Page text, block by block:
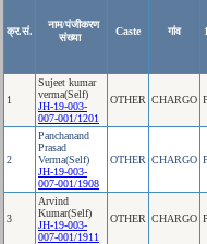
क्र.सं.
नाम/पंजीकरण
संख्या
Caste गांव 1
1
Sujeet kumar
verma(Self)
JH-19-003-
007-001/1201
OTHER CHARGO P
2
Panchanand
Prasad
Verma(Self)
JH-19-003-
007-001/1908
OTHER CHARGO P
3
Arvind
Kumar(Self)
JH-19-003-
007-001/1911
OTHER CHARGO P